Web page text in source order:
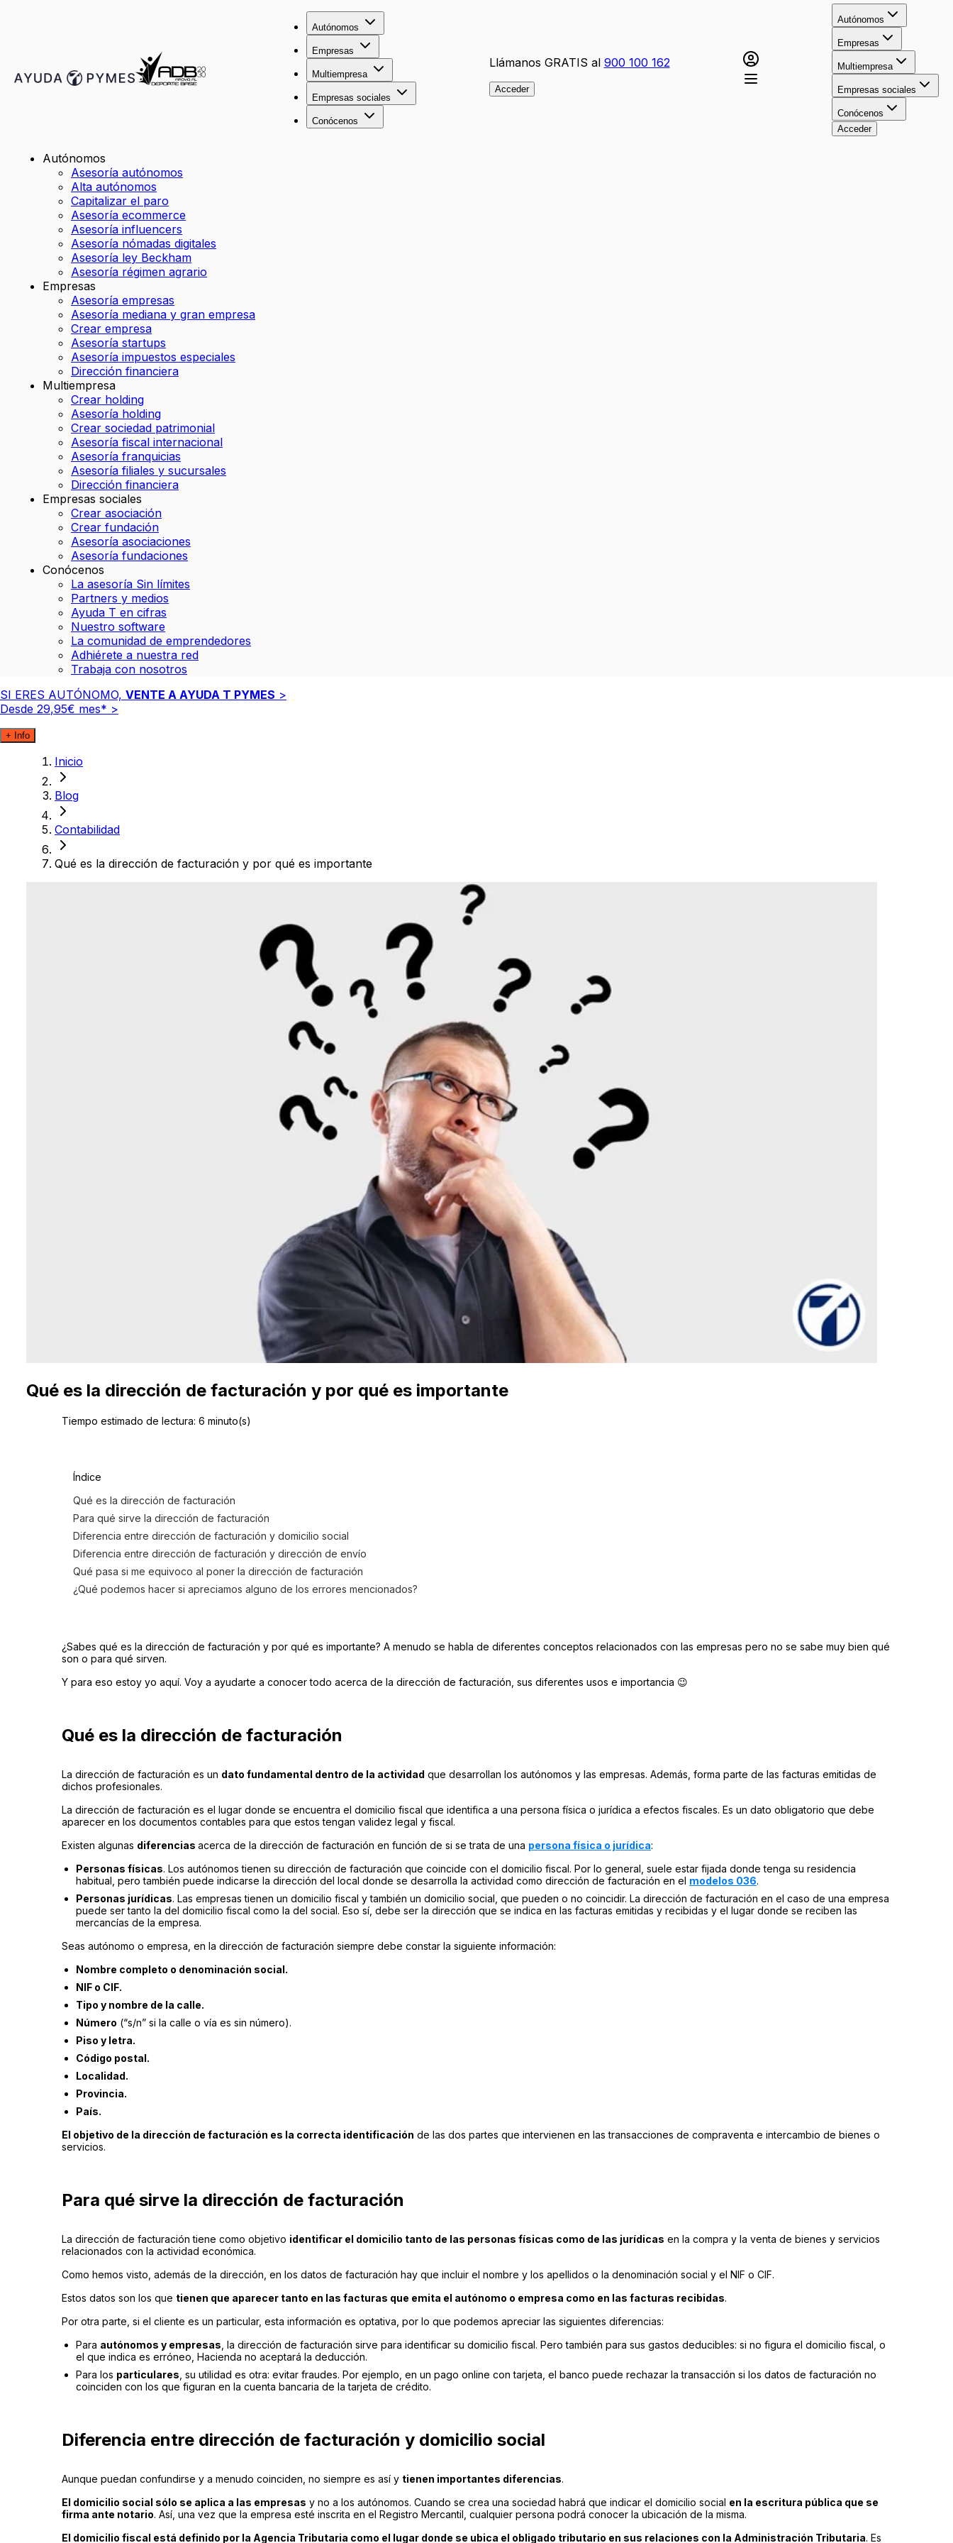
Autónomos
Empresas
Multiempresa
Empresas sociales
Conócenos
Llámanos GRATIS al 900 100 162
Acceder
Autónomos
Empresas
Multiempresa
Empresas sociales
Conócenos
Acceder
Autónomos
Asesoría autónomos
Alta autónomos
Capitalizar el paro
Asesoría ecommerce
Asesoría influencers
Asesoría nómadas digitales
Asesoría ley Beckham
Asesoría régimen agrario
Empresas
Asesoría empresas
Asesoría mediana y gran empresa
Crear empresa
Asesoría startups
Asesoría impuestos especiales
Dirección financiera
Multiempresa
Crear holding
Asesoría holding
Crear sociedad patrimonial
Asesoría fiscal internacional
Asesoría franquicias
Asesoría filiales y sucursales
Dirección financiera
Empresas sociales
Crear asociación
Crear fundación
Asesoría asociaciones
Asesoría fundaciones
Conócenos
La asesoría Sin límites
Partners y medios
Ayuda T en cifras
Nuestro software
La comunidad de emprendedores
Adhiérete a nuestra red
Trabaja con nosotros
SI ERES AUTÓNOMO, VENTE A AYUDA T PYMES >
Desde 29,95€ mes* >
+ Info
Inicio
Blog
Contabilidad
Qué es la dirección de facturación y por qué es importante
Qué es la dirección de facturación y por qué es importante
Tiempo estimado de lectura: 6 minuto(s)
Índice
Qué es la dirección de facturación
Para qué sirve la dirección de facturación
Diferencia entre dirección de facturación y domicilio social
Diferencia entre dirección de facturación y dirección de envío
Qué pasa si me equivoco al poner la dirección de facturación
¿Qué podemos hacer si apreciamos alguno de los errores mencionados?
¿Sabes qué es la dirección de facturación y por qué es importante? A menudo se habla de diferentes conceptos relacionados con las empresas pero no se sabe muy bien qué
son o para qué sirven.
Y para eso estoy yo aquí. Voy a ayudarte a conocer todo acerca de la dirección de facturación, sus diferentes usos e importancia 😉
Qué es la dirección de facturación
La dirección de facturación es un dato fundamental dentro de la actividad que desarrollan los autónomos y las empresas. Además, forma parte de las facturas emitidas de
dichos profesionales.
La dirección de facturación es el lugar donde se encuentra el domicilio fiscal que identifica a una persona física o jurídica a efectos fiscales. Es un dato obligatorio que debe
aparecer en los documentos contables para que estos tengan validez legal y fiscal.
Existen algunas diferencias acerca de la dirección de facturación en función de si se trata de una persona física o jurídica:
Personas físicas. Los autónomos tienen su dirección de facturación que coincide con el domicilio fiscal. Por lo general, suele estar fijada donde tenga su residencia
habitual, pero también puede indicarse la dirección del local donde se desarrolla la actividad como dirección de facturación en el modelos 036.
Personas jurídicas. Las empresas tienen un domicilio fiscal y también un domicilio social, que pueden o no coincidir. La dirección de facturación en el caso de una empresa
puede ser tanto la del domicilio fiscal como la del social. Eso sí, debe ser la dirección que se indica en las facturas emitidas y recibidas y el lugar donde se reciben las
mercancías de la empresa.
Seas autónomo o empresa, en la dirección de facturación siempre debe constar la siguiente información:
Nombre completo o denominación social.
NIF o CIF.
Tipo y nombre de la calle.
Número (“s/n” si la calle o vía es sin número).
Piso y letra.
Código postal.
Localidad.
Provincia.
País.
El objetivo de la dirección de facturación es la correcta identificación de las dos partes que intervienen en las transacciones de compraventa e intercambio de bienes o
servicios.
Para qué sirve la dirección de facturación
La dirección de facturación tiene como objetivo identificar el domicilio tanto de las personas físicas como de las jurídicas en la compra y la venta de bienes y servicios
relacionados con la actividad económica.
Como hemos visto, además de la dirección, en los datos de facturación hay que incluir el nombre y los apellidos o la denominación social y el NIF o CIF.
Estos datos son los que tienen que aparecer tanto en las facturas que emita el autónomo o empresa como en las facturas recibidas.
Por otra parte, si el cliente es un particular, esta información es optativa, por lo que podemos apreciar las siguientes diferencias:
Para autónomos y empresas , la dirección de facturación sirve para identificar su domicilio fiscal. Pero también para sus gastos deducibles: si no figura el domicilio fiscal, o
el que indica es erróneo, Hacienda no aceptará la deducción.
Para los particulares , su utilidad es otra: evitar fraudes. Por ejemplo, en un pago online con tarjeta, el banco puede rechazar la transacción si los datos de facturación no
coinciden con los que figuran en la cuenta bancaria de la tarjeta de crédito.
Diferencia entre dirección de facturación y domicilio social
Aunque puedan confundirse y a menudo coinciden, no siempre es así y tienen importantes diferencias.
El domicilio social sólo se aplica a las empresas y no a los autónomos. Cuando se crea una sociedad habrá que indicar el domicilio social en la escritura pública que se
firma ante notario. Así, una vez que la empresa esté inscrita en el Registro Mercantil, cualquier persona podrá conocer la ubicación de la misma.
El domicilio fiscal está definido por la Agencia Tributaria como el lugar donde se ubica el obligado tributario en sus relaciones con la Administración Tributaria. Es